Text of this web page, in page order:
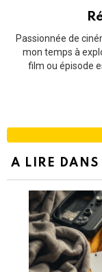
Passionnée de
mon temps à
film ou épisode
A LIRE DANS